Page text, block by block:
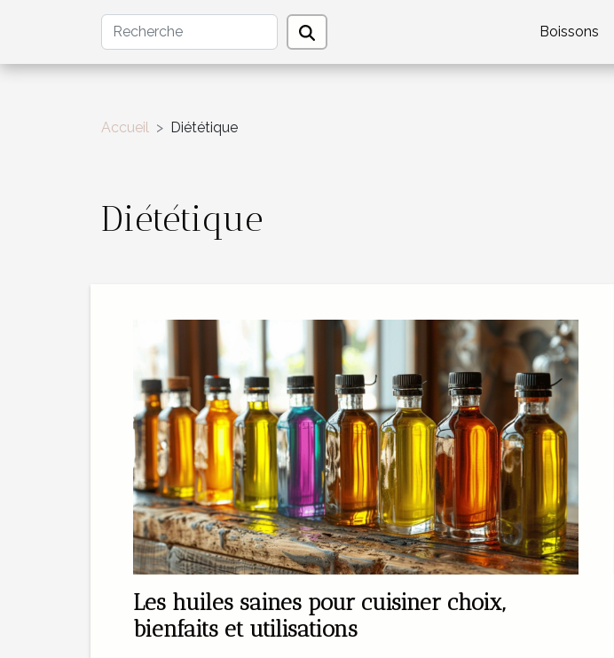
Boissons
Accueil Diététique
Diététique
Les huiles saines pour cuisiner choix,
bienfaits et utilisations